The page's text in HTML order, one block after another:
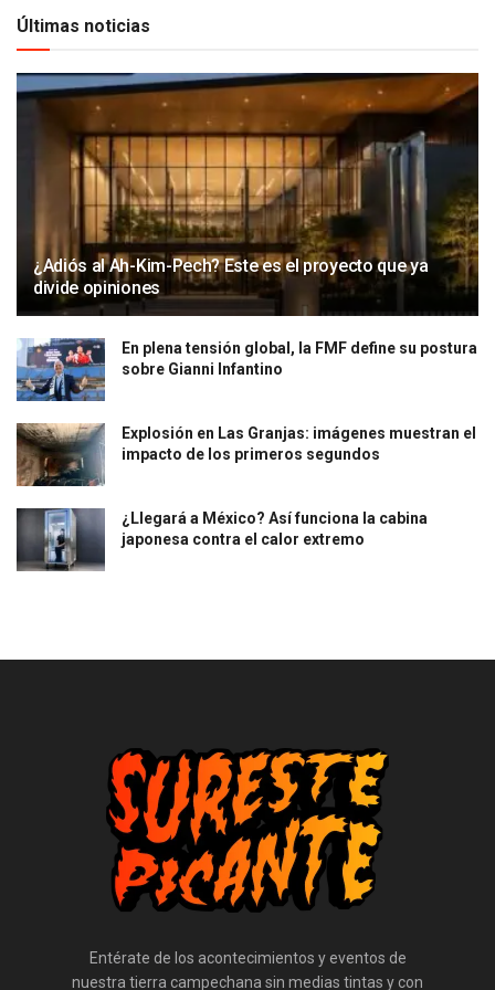
Últimas noticias
¿Adiós al Ah-Kim-Pech? Este es el proyecto que ya
divide opiniones
En plena tensión global, la FMF define su postura
sobre Gianni Infantino
Explosión en Las Granjas: imágenes muestran el
impacto de los primeros segundos
¿Llegará a México? Así funciona la cabina
japonesa contra el calor extremo
Entérate de los acontecimientos y eventos de
nuestra tierra campechana sin medias tintas y con